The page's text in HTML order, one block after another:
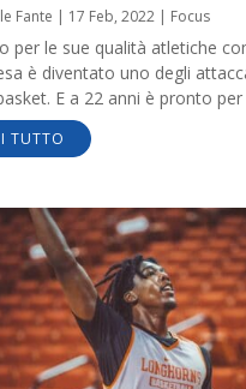
Fante | 17 Feb, 2022| Focus
per le sue qualità atletiche
è diventato uno degli
E a 22 anni è pronto per
TUTTO